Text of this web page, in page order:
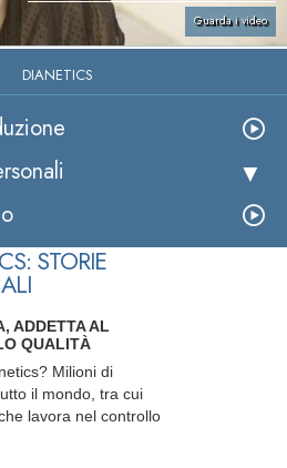
Guarda i video
DIANETICS
STORIE
ADDETTA AL
QUALITÀ
Milioni di
il mondo, tra cui
lavora nel controllo